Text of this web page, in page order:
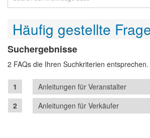
Häufig gestellte
Suchergebnisse
2 FAQs die Ihren Suchkriterien entsprechen.
Anleitungen für Veranstalter
Anleitungen für Verkäufer